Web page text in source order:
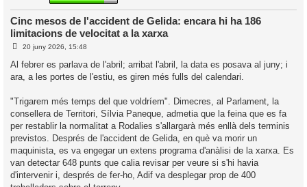
Cinc mesos de l'accident de Gelida: encara hi ha 186
limitacions de velocitat a la xarxa
E
t
r
a
20 juny 2026, 15:48
Al febrer es parlava de l'abril; arribat l'abril, la data es posava al juny; i
ara, a les portes de l'estiu, es giren més fulls del calendari.
"Trigarem més temps del que voldríem". Dimecres, al Parlament, la
consellera de Territori, Sílvia Paneque, admetia que la feina que es fa
per restablir la normalitat a Rodalies s'allargarà més enllà dels terminis
previstos. Després de l'accident de Gelida, en què va morir un
maquinista, es va engegar un extens programa d'anàlisi de la xarxa. Es
van detectar 648 punts que calia revisar per veure si s'hi havia
d'intervenir i, després de fer-ho, Adif va desplegar prop de 400